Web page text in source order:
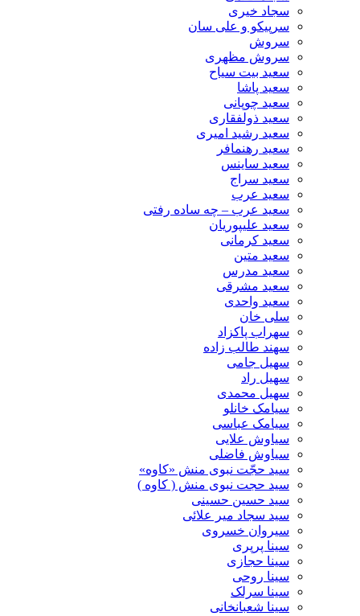
سجاد خیری
سرپیکو و علی سان
سروش
سروش مظهری
سعید بیت سیاح
سعید پاشا
سعید چوپانی
سعید ذولفقاری
سعید رشید امیری
سعید رهنمافر
سعید ساینس
سعید سراج
سعید عرب
سعید عرب – چه ساده رفتی
سعید علیپوریان
سعید کرمانی
سعید متین
سعید مدرس
سعید مشرقی
سعید واحدی
سلی خان
سهراب پاکزاد
سهند طالب زاده
سهیل جامی
سهیل راد
سهیل محمدی
سیامک خانلو
سیامک عباسی
سیاوش علایی
سیاوش فاضلی
سید حجّت نبوی منش «کاوه»
سید حجت نبوی منش ( کاوه )
سید حسین حسینى
سید سجاد میر علائی
سیروان خسروی
سینا پرپری
سینا حجازی
سینا روحی
سینا سرلک
سینا شعبانخانی